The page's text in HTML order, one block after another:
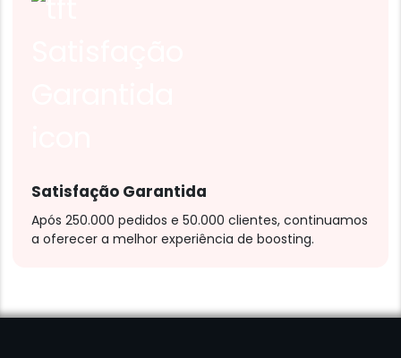
Satisfação Garantida
Após 250.000 pedidos e 50.000 clientes, continuamos
a oferecer a melhor experiência de boosting.